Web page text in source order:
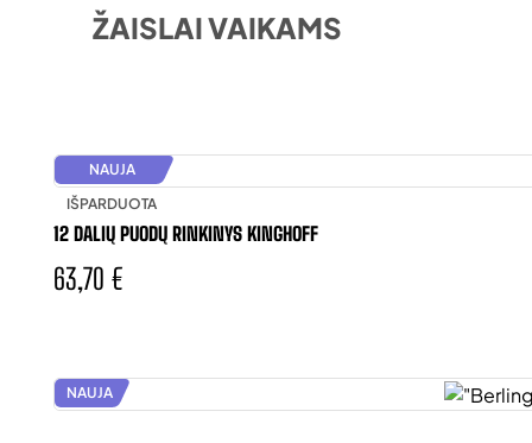
ŽAISLAI VAIKAMS
NAUJA
IŠPARDUOTA
12 DALIŲ PUODŲ RINKINYS KINGHOFF
63,70 €
NAUJA